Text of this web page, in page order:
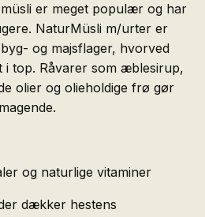
er meget populær og har
NaturMüsli m/urter er
og majsflager, hvorved
i top. Råvarer som æblesirup,
olier og olieholdige frø gør
og naturlige vitaminer
dækker hestens